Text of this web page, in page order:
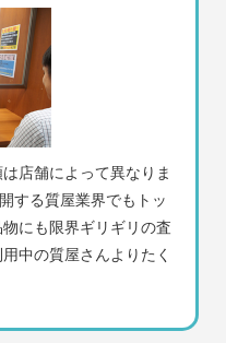
店舗によって異なりま
する質屋業界でもトッ
にも限界ギリギリの査
中の質屋さんよりたく